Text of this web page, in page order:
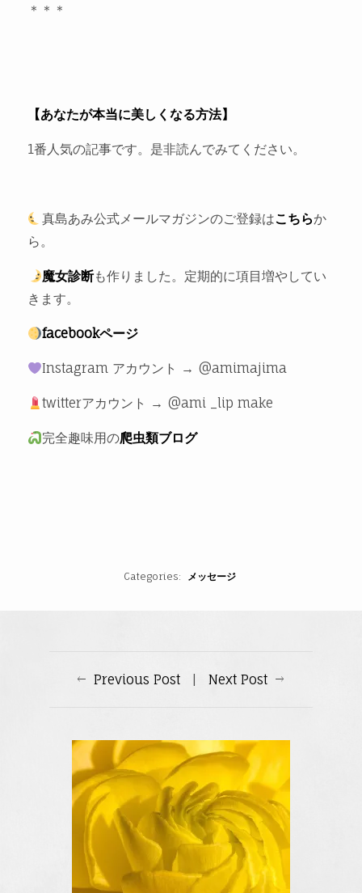
＊＊＊
【あなたが本当に美しくなる方法】
1番人気の記事です。是非読んでみてください。
真島あみ公式メールマガジンのご登録はこちらか
ら。
魔女診断も作りました。定期的に項目増やしてい
きます。
facebookページ
Instagram アカウント → @amimajima
twitterアカウント → @ami _lip make
完全趣味用の爬虫類ブログ
Categories メッセージ
Previous Post | Next Post